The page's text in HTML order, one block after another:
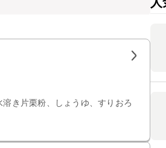
き片栗粉、しょうゆ、すりおろ